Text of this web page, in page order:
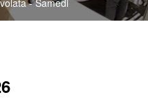
- Samedi